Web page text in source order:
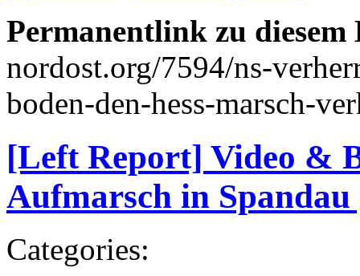
Permanentlink zu
nordost.org/7594/ns-
boden-den-hess-marsch-
[Left Report] Video &
Aufmarsch in Spandau
Categories: